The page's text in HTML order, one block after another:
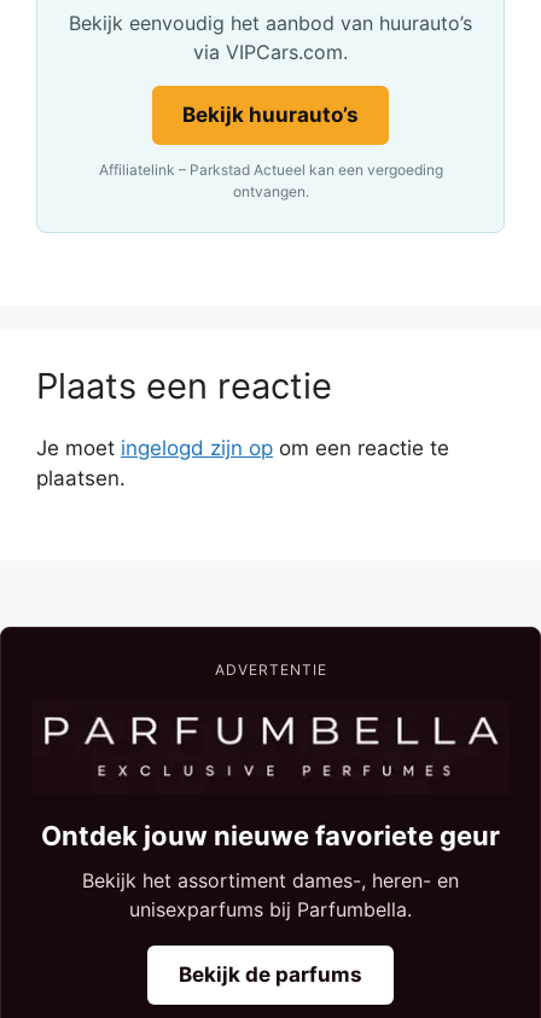
Bekijk eenvoudig het aanbod van huurauto’s
via VIPCars.com.
Bekijk huurauto’s
Affiliatelink – Parkstad Actueel kan een vergoeding
ontvangen.
Plaats een reactie
Je moet ingelogd zijn op om een reactie te
plaatsen.
ADVERTENTIE
Ontdek jouw nieuwe favoriete geur
Bekijk het assortiment dames-, heren- en
unisexparfums bij Parfumbella.
Bekijk de parfums